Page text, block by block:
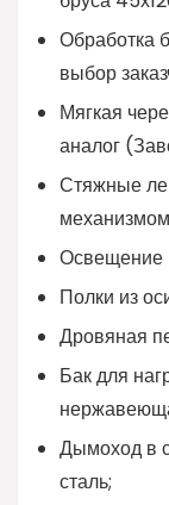
Обработка
выбор
Мягкая
аналог
Стяжные
Освещение
Полки из
Дровяная
Бак для
Дымоход в
сталь;